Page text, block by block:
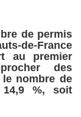
de permis
de-France
au premier
des
nombre de
14,9 %, soit